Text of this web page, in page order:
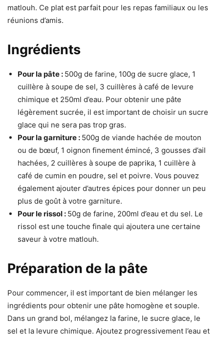
matlouh. Ce plat est parfait pour les repas familiaux ou les
réunions d’amis.
Ingrédients
Pour la pâte : 500g de farine, 100g de sucre glace, 1
cuillère à soupe de sel, 3 cuillères à café de levure
chimique et 250ml d’eau. Pour obtenir une pâte
légèrement sucrée, il est important de choisir un sucre
glace qui ne sera pas trop gras.
Pour la garniture : 500g de viande hachée de mouton
ou de bœuf, 1 oignon finement émincé, 3 gousses d’ail
hachées, 2 cuillères à soupe de paprika, 1 cuillère à
café de cumin en poudre, sel et poivre. Vous pouvez
également ajouter d’autres épices pour donner un peu
plus de goût à votre garniture.
Pour le rissol : 50g de farine, 200ml d’eau et du sel. Le
rissol est une touche finale qui ajoutera une certaine
saveur à votre matlouh.
Préparation de la pâte
Pour commencer, il est important de bien mélanger les
ingrédients pour obtenir une pâte homogène et souple.
Dans un grand bol, mélangez la farine, le sucre glace, le
sel et la levure chimique. Ajoutez progressivement l’eau et